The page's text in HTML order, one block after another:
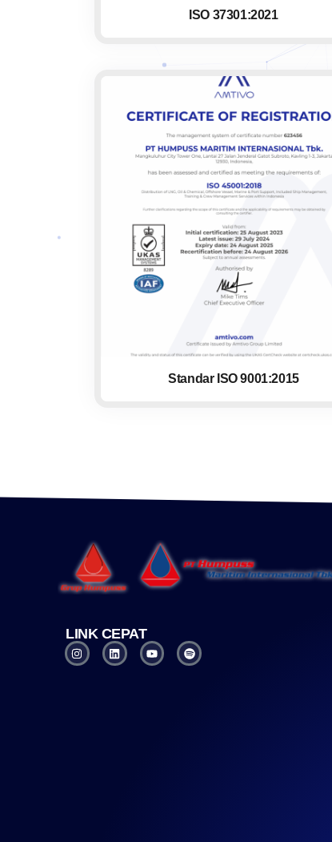
ISO 37301:2021
Standar ISO 9001:2015
LINK CEPAT